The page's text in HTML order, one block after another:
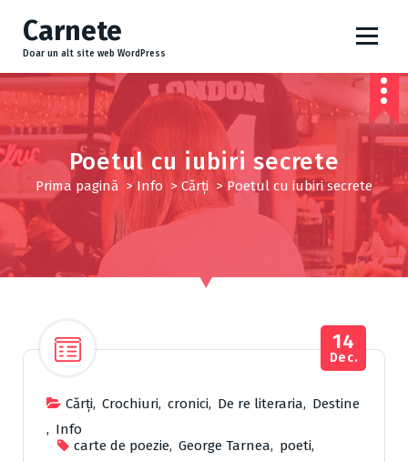
i
l
a
c
o
n
t
Carnete
Doar un alt site web WordPress
Poetul cu iubiri secrete
Prima pagină >Info > Cărţi > Poetul cu iubiri secrete
Cărţi, Crochiuri, cronici, De re literaria, Destine
, Info
carte de poezie, George Tarnea, poeti,
14
Dec.